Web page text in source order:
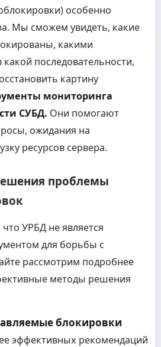
особенно
Мы сможем увидеть, какие
какими
последовательности,
картину
мониторинга
СУБД. Они помогают
ожидания на
ресурсов сервера.
проблемы
УРБД не является
для борьбы с
рассмотрим подробнее
методы решения
блокировки
эффективных рекомендаций